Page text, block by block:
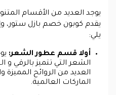
يوجد العديد من الأقسام
يقدم كوبون خصم بازل ستور،
يلي:
أولا قسم عطور الشعر:
الشعر التي تتميز بالرقي و
العديد من الروائح المميزة
الماركات العالمية.